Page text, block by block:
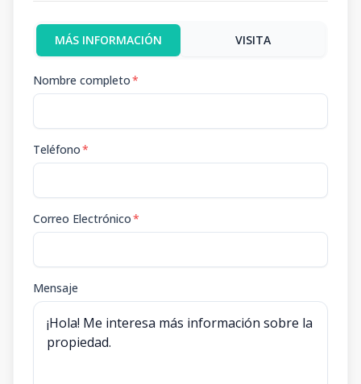
MÁS INFORMACIÓN VISITA
Nombre completo*
Teléfono*
Correo Electrónico*
Mensaje